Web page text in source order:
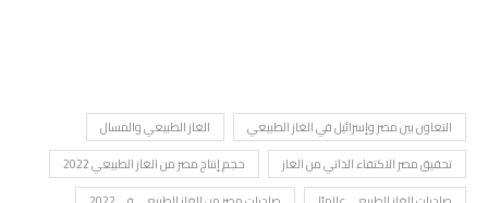
التعاون بين مصر وإسرائيل في الغاز الطبيعي
الغاز الطبيعي والمسال
تحقيق مصر الاكتفاء الذاتي من الغاز
حجم إنتاج مصر من الغاز الطبيعي 2022